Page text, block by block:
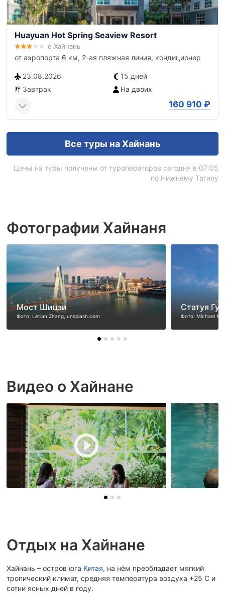
Huayuan Hot Spring Seaview Resort
о Хайнань
от аэропорта 6 км, 2-ая пляжная линия, кондиционер
23.08.2026
15 дней
Завтрак
На двоих
160 910 ₽
Все туры на Хайнань
Цены на туры получены от туроператоров сегодня в 07:05
по Нижнему Тагилу
Фотографии Хайнаня
Мост Шицзи
Фото: Letian Zhang, unsplash.com
Статуя
Фото: Michael
Видео о Хайнане
Отдых на Хайнане
Хайнань – остров юга Китая, на нём преобладает мягкий
тропический климат, средняя температура воздуха +25 С и
сотни ясных дней в году.